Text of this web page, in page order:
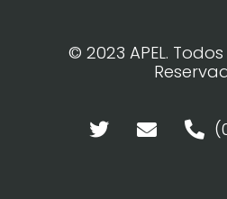
© 2023 APEL.